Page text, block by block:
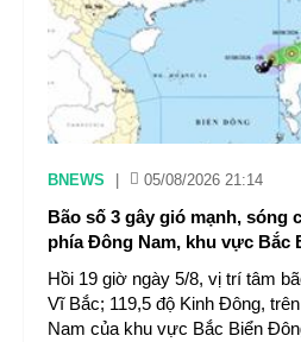
BNEWS 05/08/2026 21:14
Bão số 3 gây gió mạnh, sóng
phía Đông Nam, khu vực Bắc
Hồi 19 giờ ngày 5/8, vị trí tâm
Vĩ Bắc; 119,5 độ Kinh Đông,
Nam của khu vực Bắc Biển